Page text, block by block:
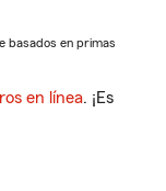
basados en primas
en línea. ¡Es